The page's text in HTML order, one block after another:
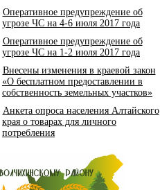
Оперативное предупреждение об
угрозе ЧС на 4-6 июля 2017 года
Оперативное предупреждение об
угрозе ЧС на 1-2 июля 2017 года
Внесены изменения в краевой закон
«О бесплатном предоставлении в
собственность земельных участков»
Анкета опроса населения Алтайского
края о товарах для личного
потребления